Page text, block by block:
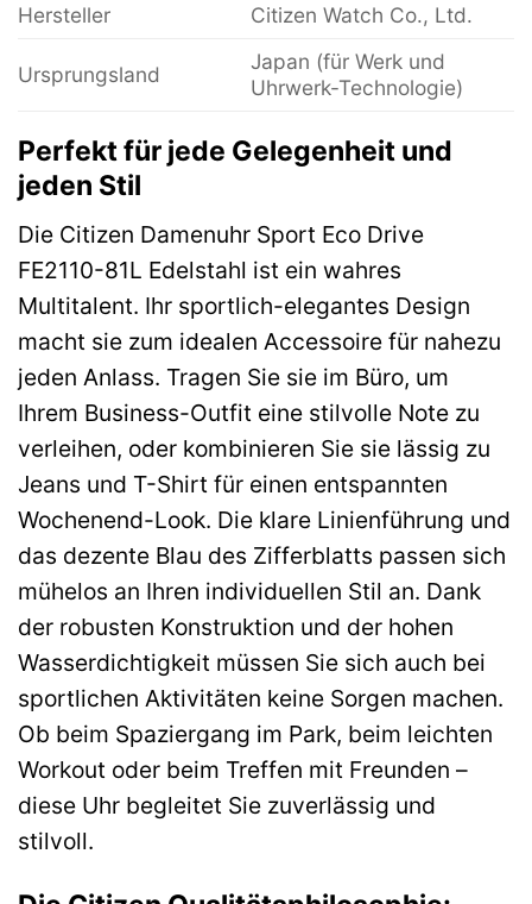
Hersteller
Citizen Watch Co., Ltd.
Ursprungsland
Japan (für Werk und
Uhrwerk-Technologie)
Perfekt für jede Gelegenheit und
jeden Stil
Die Citizen Damenuhr Sport Eco Drive
FE2110-81L Edelstahl ist ein wahres
Multitalent. Ihr sportlich-elegantes Design
macht sie zum idealen Accessoire für nahezu
jeden Anlass. Tragen Sie sie im Büro, um
Ihrem Business-Outfit eine stilvolle Note zu
verleihen, oder kombinieren Sie sie lässig zu
Jeans und T-Shirt für einen entspannten
Wochenend-Look. Die klare Linienführung und
das dezente Blau des Zifferblatts passen sich
mühelos an Ihren individuellen Stil an. Dank
der robusten Konstruktion und der hohen
Wasserdichtigkeit müssen Sie sich auch bei
sportlichen Aktivitäten keine Sorgen machen.
Ob beim Spaziergang im Park, beim leichten
Workout oder beim Treffen mit Freunden –
diese Uhr begleitet Sie zuverlässig und
stilvoll.